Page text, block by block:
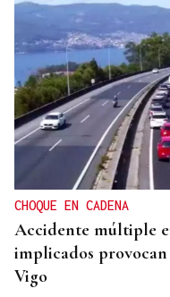
CHOQUE EN CADENA
Accidente múltiple
implicados
Vigo